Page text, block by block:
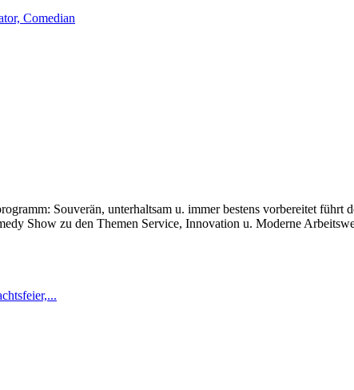
Comedian
Souverän, unterhaltsam u. immer bestens vorbereitet
Show zu den Themen Service, Innovation u. Moderne